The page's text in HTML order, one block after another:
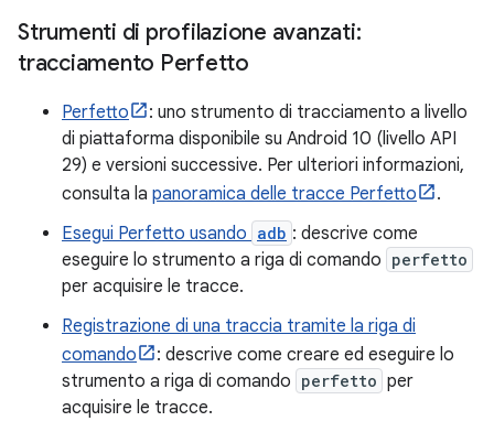
Strumenti di profilazione avanzati:
tracciamento Perfetto
Perfetto
: uno strumento di tracciamento a livello
di piattaforma disponibile su Android 10 (livello API
29) e versioni successive. Per ulteriori informazioni,
consulta la panoramica delle tracce Perfetto
.
Esegui Perfetto usando adb : descrive come
eseguire lo strumento a riga di comando perfetto
per acquisire le tracce.
Registrazione di una traccia tramite la riga di
comando
: descrive come creare ed eseguire lo
strumento a riga di comando perfetto per
acquisire le tracce.